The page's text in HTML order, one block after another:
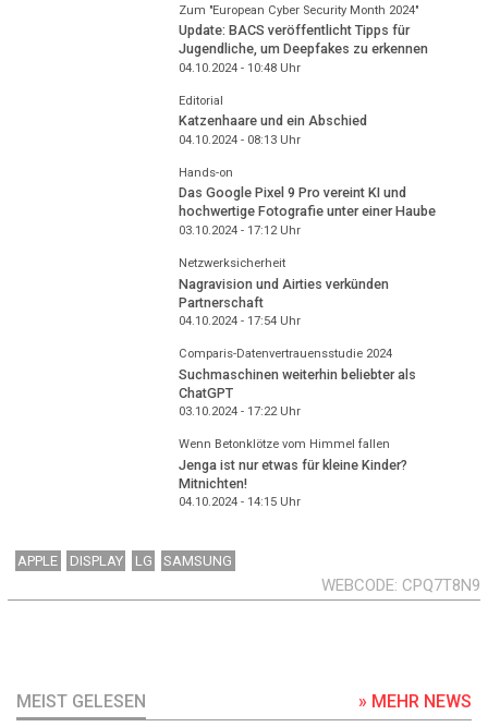
Zum "European Cyber Security Month 2024"
Update: BACS veröffentlicht Tipps für
Jugendliche, um Deepfakes zu erkennen
04.10.2024 - 10:48Uhr
Editorial
Katzenhaare und ein Abschied
04.10.2024 - 08:13Uhr
Hands-on
Das Google Pixel 9 Pro vereint KI und
hochwertige Fotografie unter einer Haube
03.10.2024 - 17:12Uhr
Netzwerksicherheit
Nagravision und Airties verkünden
Partnerschaft
04.10.2024 - 17:54Uhr
Comparis-Datenvertrauensstudie 2024
Suchmaschinen weiterhin beliebter als
ChatGPT
03.10.2024 - 17:22Uhr
Wenn Betonklötze vom Himmel fallen
Jenga ist nur etwas für kleine Kinder?
Mitnichten!
04.10.2024 - 14:15Uhr
APPLE DISPLAY LG SAMSUNG
WEBCODE CPQ7T8N9
MEIST GELESEN » MEHR NEWS